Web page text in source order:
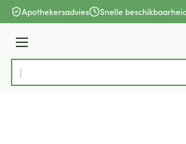
Ga naar de inhoud
Apothekersadvies Snelle
Menu
Product, merk, categorie...